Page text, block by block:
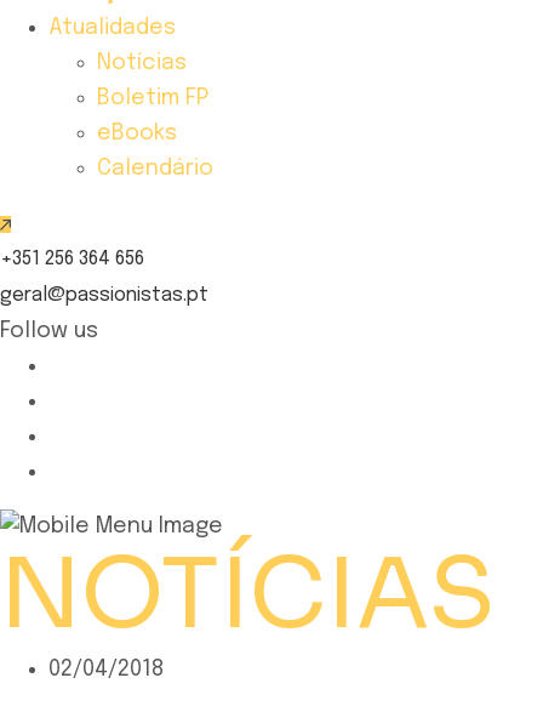
Atualidades
Notícias
Boletim FP
eBooks
Calendário
+351 256 364 656
geral@passionistas.pt
Follow us
NOTÍCIAS
02/04/2018